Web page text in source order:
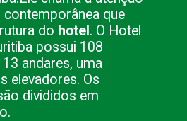
que
do hotel. O Hotel
possui 108
andares, uma
elevadores. Os
divididos em